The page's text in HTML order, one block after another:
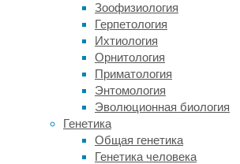
Зоофизиология
Герпетология
Ихтиология
Орнитология
Приматология
Энтомология
Эволюционная биология
Генетика
Общая генетика
Генетика человека
обычных
телескопов,
ведущих
наблюдения
разных
диапазонах
электромагнитного
излучения